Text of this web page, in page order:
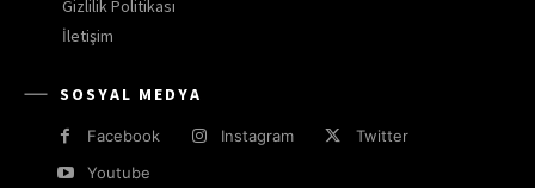
Gizlilik Politikası
İletişim
SOSYAL MEDYA
Facebook Instagram
Twitter
Youtube